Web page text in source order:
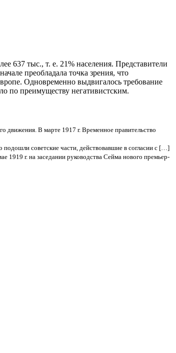
637 тыс., т. е. 21% населения. Представители
преобладала точка зрения, что
Одновременно выдвигалось требование
по преимуществу негативистским.
движения. В марте 1917 г. Временное правительство
советские части, действовавшие в согласии с […]
1919 г. на заседании руководства Сейма нового премьер-